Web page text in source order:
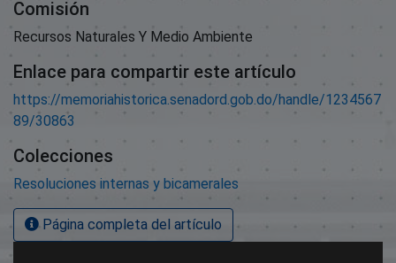
Comisión
Recursos Naturales Y Medio Ambiente
Enlace para compartir este artículo
https://memoriahistorica.senadord.gob.do/handle/1234567
89/30863
Colecciones
Resoluciones internas y bicamerales
Página completa del artículo